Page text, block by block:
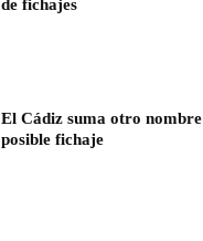
de fichajes
El Cádiz suma otro
posible fichaje